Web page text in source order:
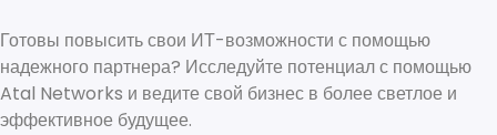
Готовы повысить свои ИТ-возможности с помощью
надежного партнера? Исследуйте потенциал с помощью
Atal Networks и ведите свой бизнес в более светлое и
эффективное будущее.